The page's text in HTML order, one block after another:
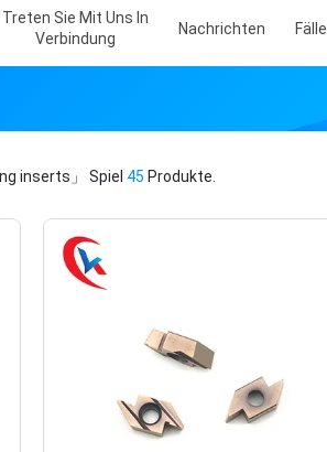
Treten Sie Mit Uns In
Verbindung
Nachrichten Fälle
inserts」 Spiel 45 Produkte.